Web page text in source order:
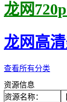
龙网
龙网高
查看所有分类
资源信息
资源名称：